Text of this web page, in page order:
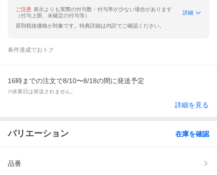
ご注意 表示よりも実際の付与数・付与率が少ない場合があります
（付与上限、未確定の付与等）
詳細
原則税抜価格が対象です。特典詳細は内訳でご確認ください。
条件達成でおトク
16時までの注文で8/10〜8/18の間に発送予定
※休業日は発送されません。
詳細を見る
バリエーション 在庫を確認
品番